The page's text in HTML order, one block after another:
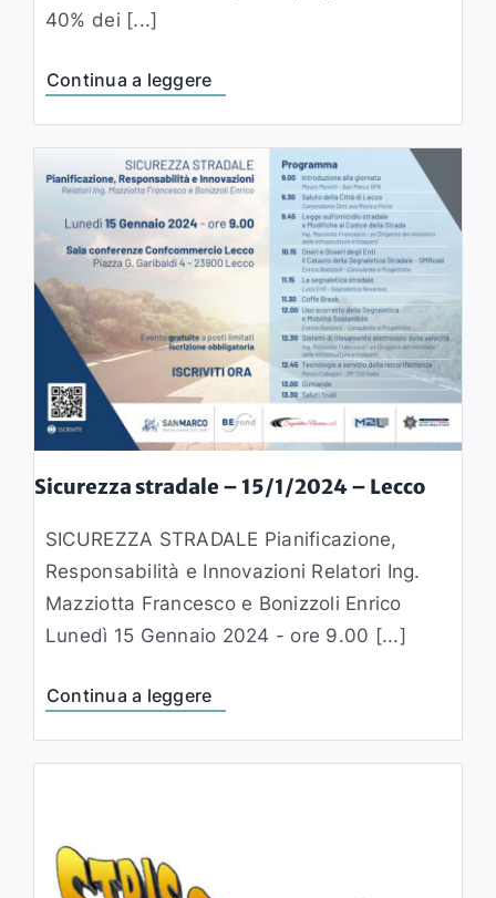
40% dei [...]
Continua a leggere
Sicurezza stradale – 15/1/2024 – Lecco
SICUREZZA STRADALE Pianificazione,
Responsabilità e Innovazioni Relatori Ing.
Mazziotta Francesco e Bonizzoli Enrico
Lunedì 15 Gennaio 2024 - ore 9.00 [...]
Continua a leggere